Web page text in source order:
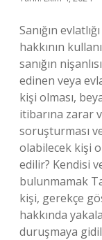
Sanığın
hakkının
sanığın
edinen veya
kişi olması,
itibarına zarar
soruşturması
olabilecek kişi
edilir? Kendisi
bulunmamak
kişi, gerekçe
hakkında
duruşmaya